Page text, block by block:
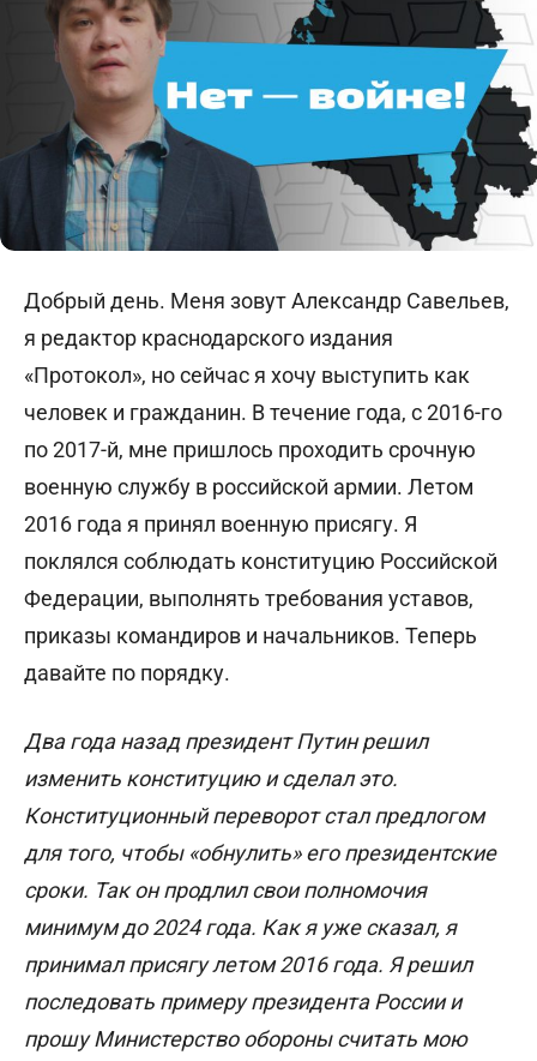
Добрый день. Меня зовут Александр Савельев,
я редактор краснодарского издания
«Протокол», но сейчас я хочу выступить как
человек и гражданин. В течение года, с 2016-го
по 2017-й, мне пришлось проходить срочную
военную службу в российской армии. Летом
2016 года я принял военную присягу. Я
поклялся соблюдать конституцию Российской
Федерации, выполнять требования уставов,
приказы командиров и начальников. Теперь
давайте по порядку.
Два года назад президент Путин решил
изменить конституцию и сделал это.
Конституционный переворот стал предлогом
для того, чтобы «обнулить» его президентские
сроки. Так он продлил свои полномочия
минимум до 2024 года. Как я уже сказал, я
принимал присягу летом 2016 года. Я решил
последовать примеру президента России и
прошу Министерство обороны считать мою